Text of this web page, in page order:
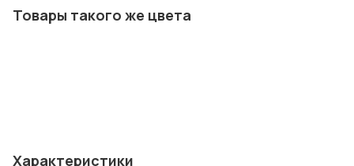
Товары такого же цвета
Характеристики